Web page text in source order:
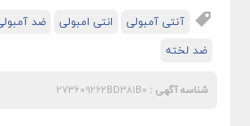
آنتی آمبولی انتی امبولی ضد
ضد لخته
شناسه آگهی :